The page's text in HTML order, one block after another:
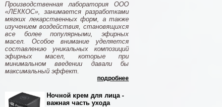
Производственная лаборатория ООО
«ЛЕККОС», занимается разработками
мягких лекарственных форм, а также
изучением воздействия, становящихся
все более популярными, эфирных
масел. Особое внимание уделяется
составлению уникальных композиций
эфирных масел, которые при
минимальном введении давали бы
максимальный эффект.
подробнее
Ночной крем для лица -
важная часть ухода